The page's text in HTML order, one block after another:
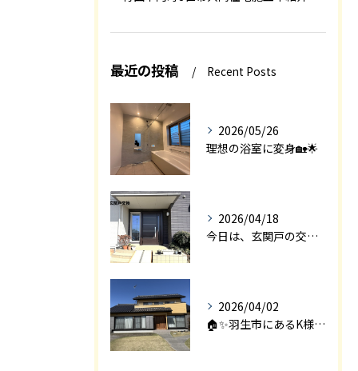
最近の投稿 Recent Posts
2026/05/26
理想の浴室に変身🏡🌟
2026/04/18
今日は、玄関戸の交換工事をご紹介します🚪✨。
2026/04/02
🏠✨羽生市にあるK様邸は、2008年に㈱エアロックで新築され...